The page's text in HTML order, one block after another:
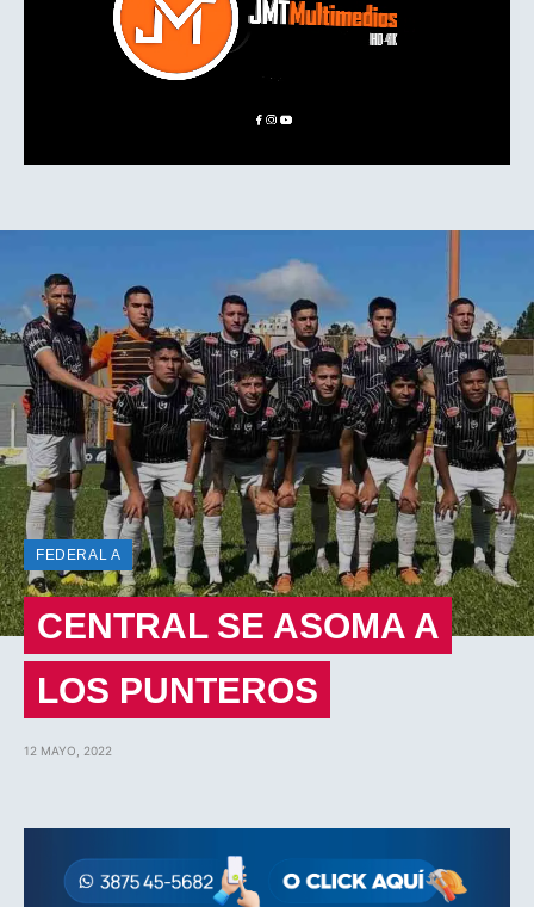
FEDERAL A
CENTRAL SE ASOMA A
LOS PUNTEROS
12 MAYO, 2022